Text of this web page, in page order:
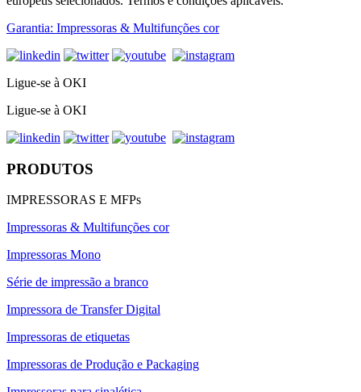
Garantia: Impressoras & Multifunções cor
Ligue-se à OKI
Ligue-se à OKI
PRODUTOS
IMPRESSORAS E MFPs
Impressoras & Multifunções cor
Impressoras Mono
Série de impressão a branco
Impressora de Transfer Digital
Impressoras de etiquetas
Impressoras de Produção e Packaging